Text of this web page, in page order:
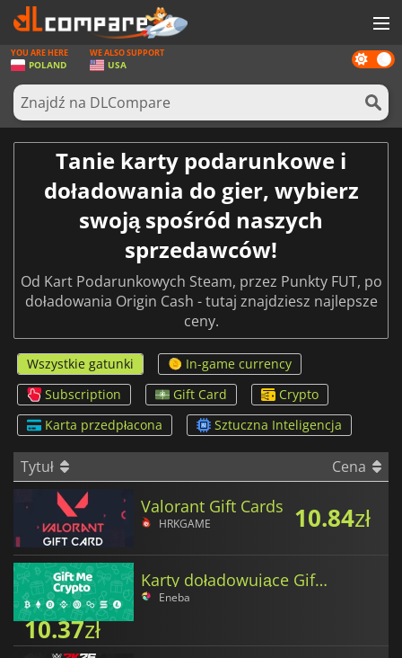
GRY
KARTY DO GIER
OPROGRAMOWANIE
REWARDS
ZALOGUJ SIĘ LUB ZAREJESTRUJ
Dark
mode
YOU ARE HERE
POLAND
WE ALSO SUPPORT
USA
Tanie karty podarunkowe i
doładowania do gier, wybierz
swoją spośród naszych
sprzedawców!
Od Kart Podarunkowych Steam, przez Punkty FUT, po
doładowania Origin Cash - tutaj znajdziesz najlepsze
ceny.
Wszystkie gatunki
In-game currency
Subscription
Gift Card
Crypto
Karta przedpłacona
Sztuczna Inteligencja
Tytuł Cena
Valorant Gift Cards
HRKGAME 10.84zł
Karty doładowujące Gift Me Crypto w polskich złotych
Eneba
10.37zł